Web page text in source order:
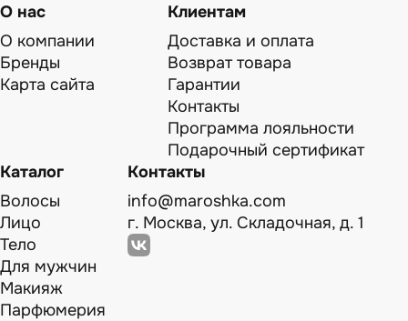
О нас
О компании
Бренды
Карта сайта
Клиентам
Доставка и оплата
Возврат товара
Гарантии
Контакты
Программа лояльности
Подарочный сертификат
Каталог
Волосы
Лицо
Тело
Для мужчин
Макияж
Парфюмерия
Контакты
info@maroshka.com
г. Москва, ул. Складочная, д. 1